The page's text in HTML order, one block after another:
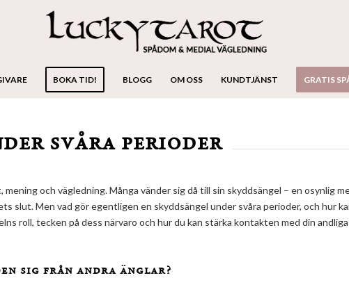
BOKA TID! BLOGG OM OSS KUNDTJÄNST GRATIS
svåra perioder
och vägledning. Många vänder sig då till sin skyddsängel – en osynlig
slut. Men vad gör egentligen en skyddsängel under svåra perioder, och hur
roll, tecken på dess närvaro och hur du kan stärka kontakten med din andliga
sig från andra änglar?